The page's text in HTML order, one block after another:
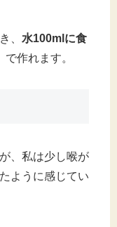
、 水100mlに食
で作れます。
、私は少し喉が
ように感じてい